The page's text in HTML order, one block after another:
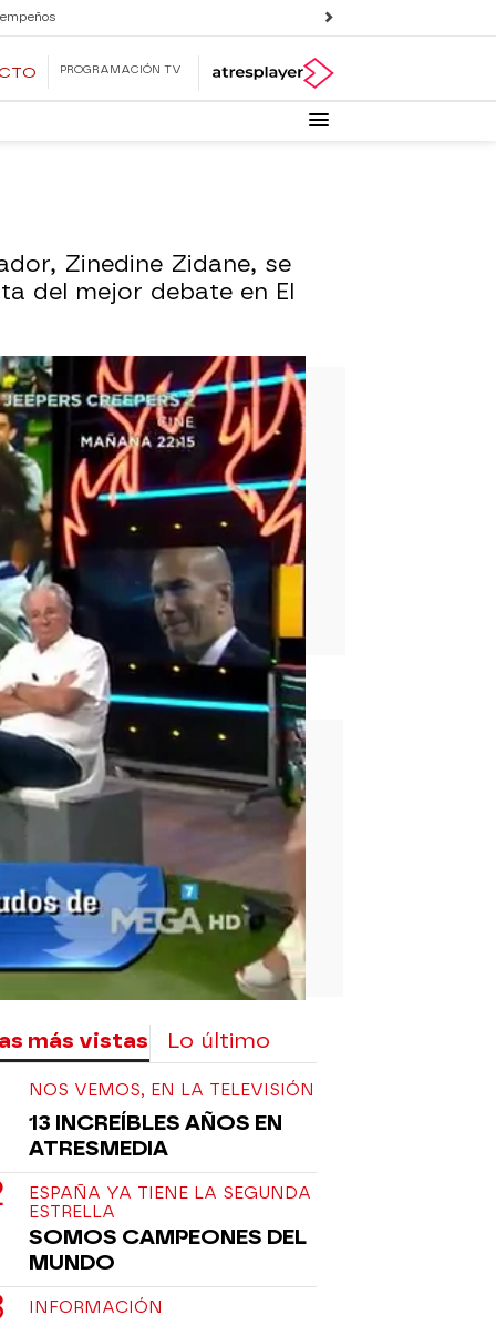
PROGRAMACIÓN TV
Zinedine Zidane, se
del mejor debate en El
más vistas Lo último
NOS VEMOS, EN LA TELEVISIÓN
13 INCREÍBLES AÑOS EN
ATRESMEDIA
ESPAÑA YA TIENE LA SEGUNDA
ESTRELLA
SOMOS CAMPEONES DEL
MUNDO
INFORMACIÓN